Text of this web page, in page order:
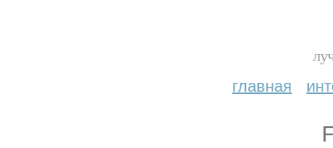
главная